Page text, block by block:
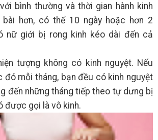
bình thường và thời gian hành kinh
hơn, có thể 10 ngày hoặc hơn 2
nữ giới bị rong kinh kéo dài đến cả
tượng không có kinh nguyệt. Nếu
đó mỗi tháng, bạn đều có kinh nguyệt
đến những tháng tiếp theo tự dưng bị
được gọi là vô kinh.